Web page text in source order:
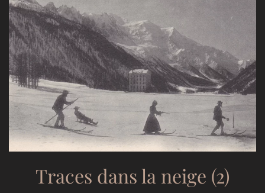
Traces dans la neige (2)